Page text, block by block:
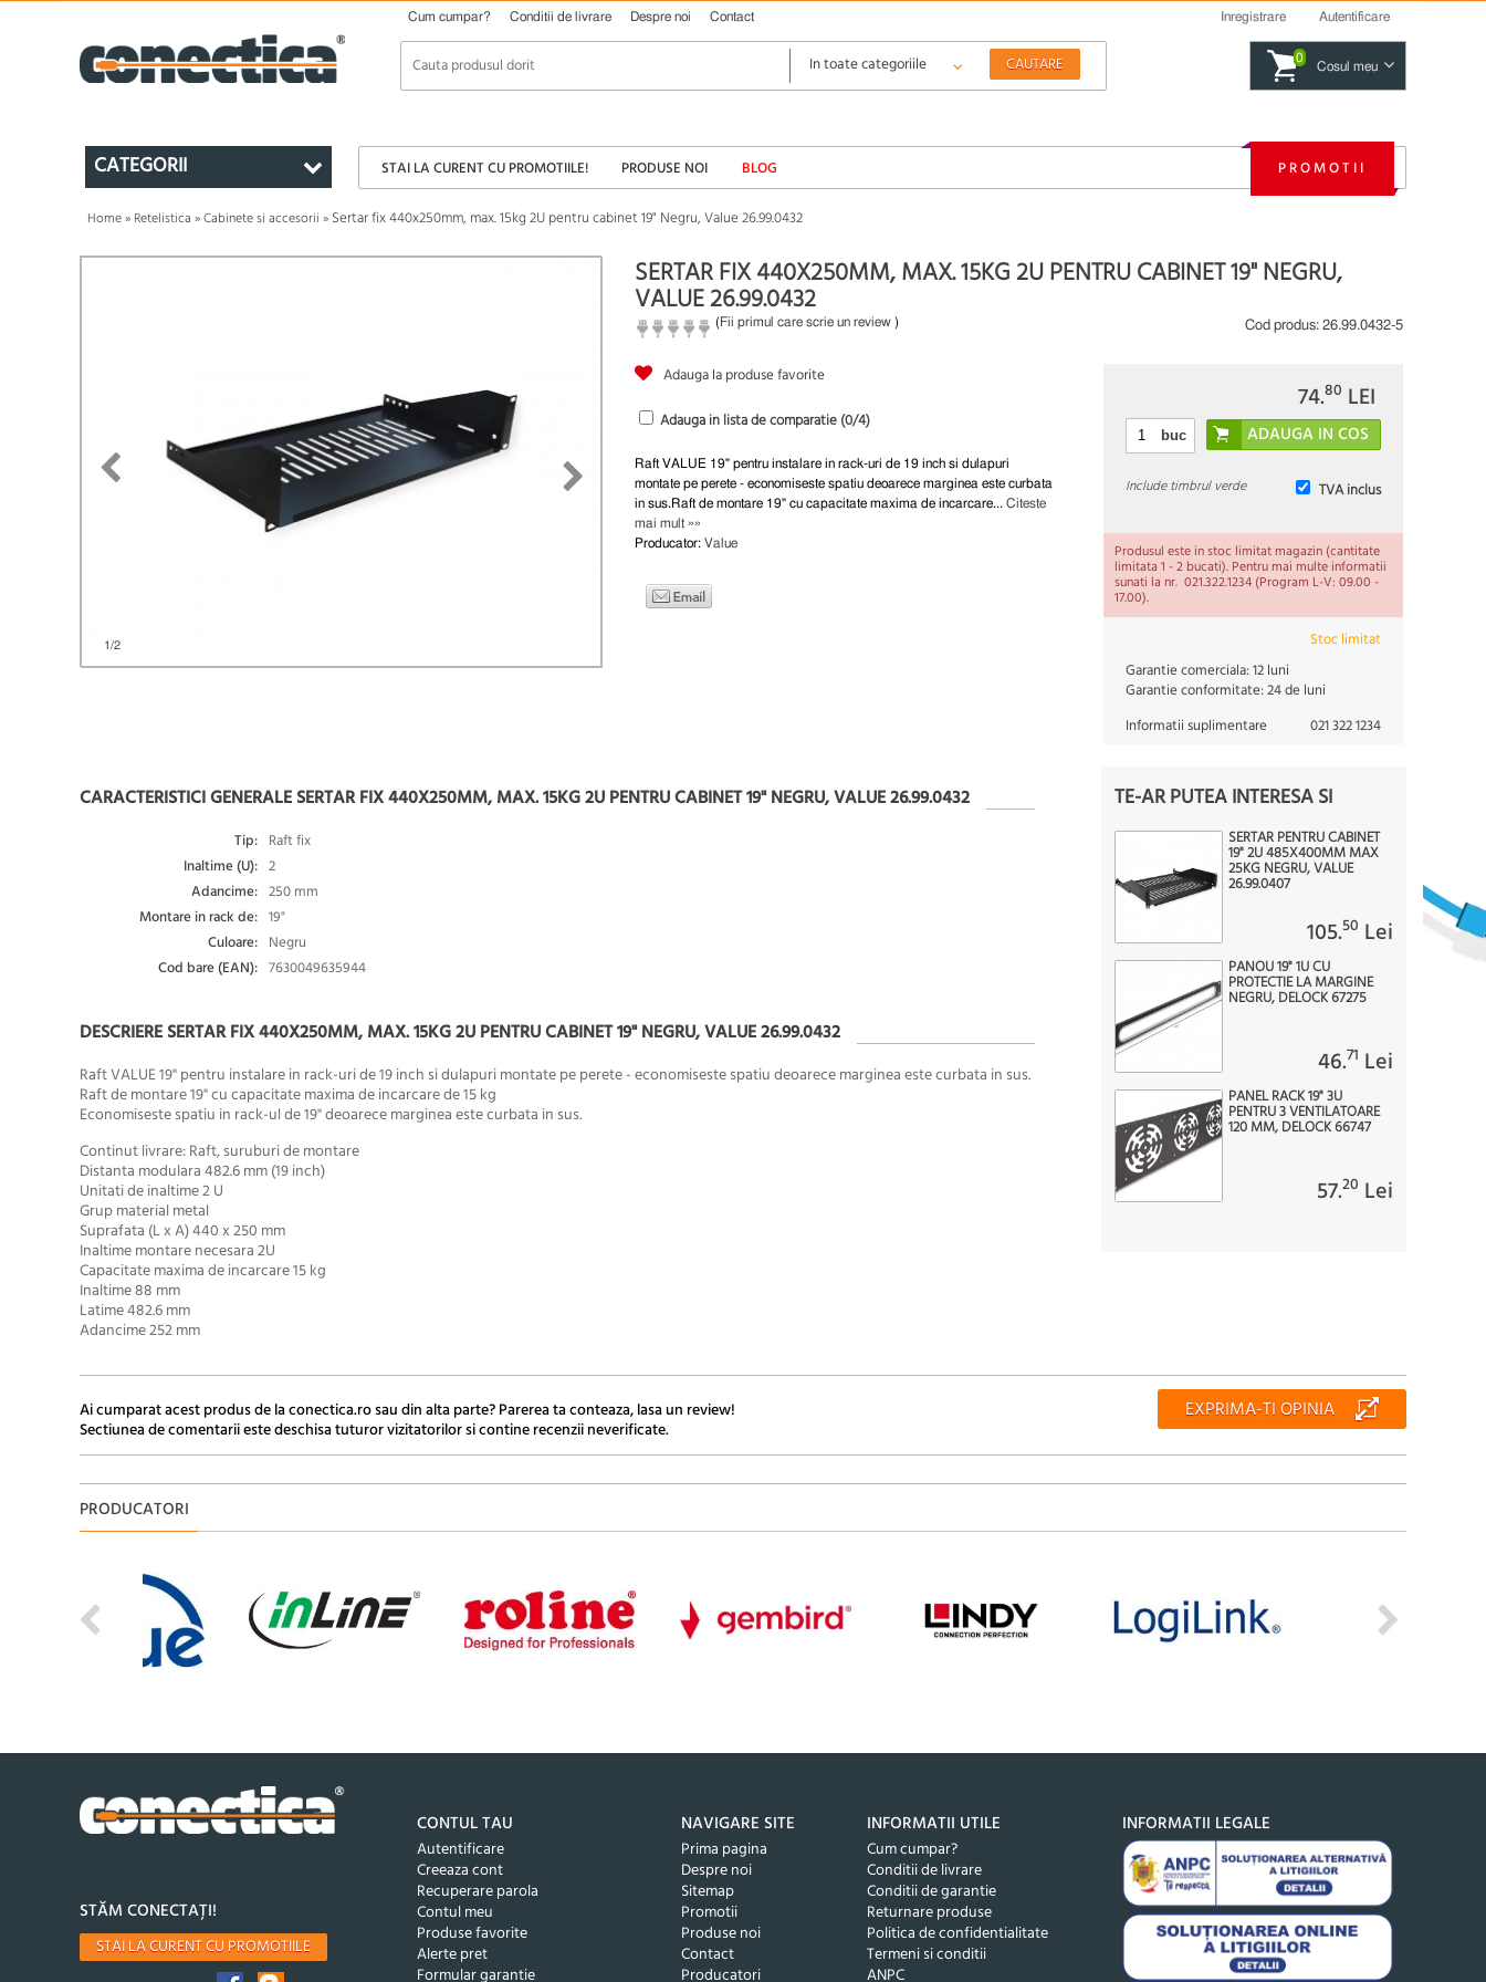
Cum cumpar? Conditii de livrare Despre noi Contact Inregistrare Autentificare
0
Cosul meu
CATEGORII STAI LA CURENT CU PROMOTIILE! PRODUSE NOI BLOG PROMOTII
Home» Retelistica »Cabinete si accesorii » Sertar fix 440x250mm, max. 15kg 2U pentru cabinet 19" Negru, Value 26.99.0432
1/2
SERTAR FIX 440X250MM, MAX. 15KG 2U PENTRU CABINET 19" NEGRU,
VALUE 26.99.0432
(Fii primul care scrie un review ) Cod produs: 26.99.0432-5
Adauga la produse favorite
Adauga in lista de comparatie (0/4)
Raft VALUE 19" pentru instalare in rack-uri de 19 inch si dulapuri
montate pe perete - economiseste spatiu deoarece marginea este curbata
in sus.Raft de montare 19" cu capacitate maxima de incarcare... Citeste
mai mult »»
Producator: Value
74.80 LEI
buc
TVA inclus
Include timbrul verde
Produsul este in stoc limitat magazin (cantitate
limitata 1 - 2 bucati). Pentru mai multe informatii
sunati la nr. 021.322.1234 (Program L-V: 09.00 -
17.00).
Stoc limitat
Garantie comerciala:12 luni
Garantie conformitate:24 de luni
Informatii suplimentare
021 322 1234
CARACTERISTICI GENERALE SERTAR FIX 440X250MM, MAX. 15KG 2U PENTRU CABINET 19" NEGRU, VALUE 26.99.0432
Tip: Raft fix
Inaltime (U): 2
Adancime: 250 mm
Montare in rack de: 19"
Culoare: Negru
Cod bare (EAN): 7630049635944
DESCRIERE SERTAR FIX 440X250MM, MAX. 15KG 2U PENTRU CABINET 19" NEGRU, VALUE 26.99.0432
Raft VALUE 19" pentru instalare in rack-uri de 19 inch si dulapuri montate pe perete - economiseste spatiu deoarece marginea este curbata in sus.
Raft de montare 19" cu capacitate maxima de incarcare de 15 kg
Economiseste spatiu in rack-ul de 19" deoarece marginea este curbata in sus.
Continut livrare: Raft, suruburi de montare
Distanta modulara 482.6 mm (19 inch)
Unitati de inaltime 2 U
Grup material metal
Suprafata (L x A) 440 x 250 mm
Inaltime montare necesara 2U
Capacitate maxima de incarcare 15 kg
Inaltime 88 mm
Latime 482.6 mm
Adancime 252 mm
TE-AR PUTEA INTERESA SI
SERTAR PENTRU CABINET
19" 2U 485X400MM MAX
25KG NEGRU, VALUE
26.99.0407
105.50 Lei
PANOU 19" 1U CU
PROTECTIE LA MARGINE
NEGRU, DELOCK 67275
46.71 Lei
PANEL RACK 19" 3U
PENTRU 3 VENTILATOARE
120 MM, DELOCK 66747
57.20 Lei
Ai cumparat acest produs de la conectica.ro sau din alta parte? Parerea ta conteaza, lasa un review!
Sectiunea de comentarii este deschisa tuturor vizitatorilor si contine recenzii neverificate.
EXPRIMA-TI OPINIA
PRODUCATORI
STĂM CONECTAȚI!
STAI LA CURENT CU PROMOTIILE
CONTUL TAU
Autentificare
Creeaza cont
Recuperare parola
Contul meu
Produse favorite
Alerte pret
Formular garantie
NAVIGARE SITE
Prima pagina
Despre noi
Sitemap
Promotii
Produse noi
Contact
Producatori
INFORMATII UTILE
Cum cumpar?
Conditii de livrare
Conditii de garantie
Returnare produse
Politica de confidentialitate
Termeni si conditii
ANPC
INFORMATII LEGALE